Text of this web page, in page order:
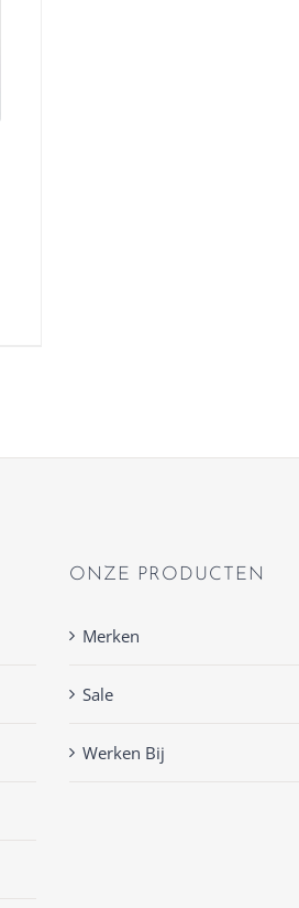
ONZE PRODUCTEN
Merken
Sale
Werken Bij